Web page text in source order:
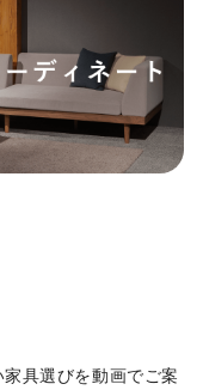
具選びを動画でご案